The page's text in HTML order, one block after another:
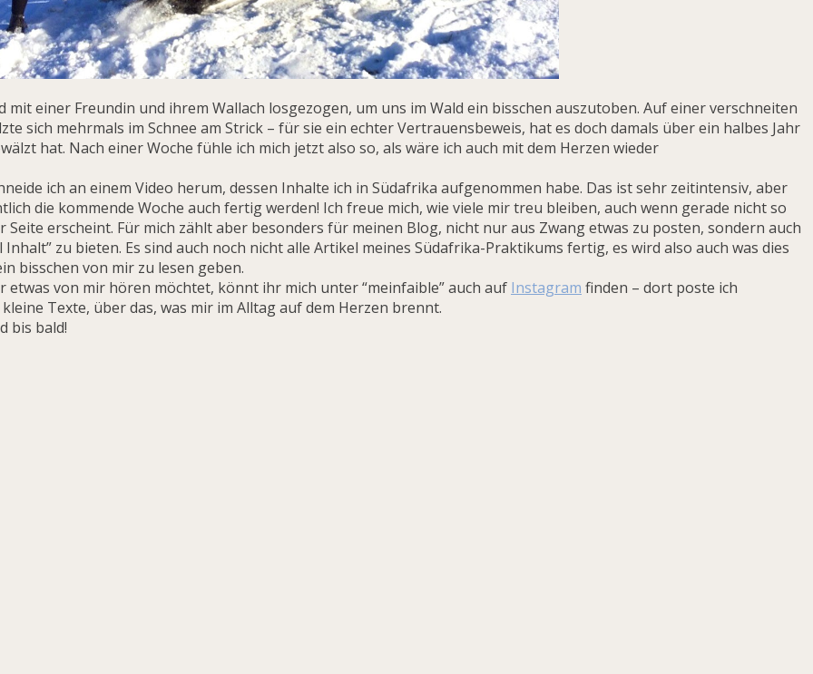
einer Freundin und ihrem Wallach losgezogen, um uns im Wald ein bisschen auszutoben. Auf einer verschneiten
sich mehrmals im Schnee am Strick – für sie ein echter Vertrauensbeweis, hat es doch damals über ein halbes Jahr
hat. Nach einer Woche fühle ich mich jetzt also so, als wäre ich auch mit dem Herzen wieder
ich an einem Video herum, dessen Inhalte ich in Südafrika aufgenommen habe. Das ist sehr zeitintensiv, aber
die kommende Woche auch fertig werden! Ich freue mich, wie viele mir treu bleiben, auch wenn gerade nicht so
Seite erscheint. Für mich zählt aber besonders für meinen Blog, nicht nur aus Zwang etwas zu posten, sondern auch
Inhalt” zu bieten. Es sind auch noch nicht alle Artikel meines Südafrika-Praktikums fertig, es wird also auch was dies
bisschen von mir zu lesen geben.
etwas von mir hören möchtet, könnt ihr mich unter “meinfaible” auch auf Instagram finden – dort poste ich
Texte, über das, was mir im Alltag auf dem Herzen brennt.
bis bald!